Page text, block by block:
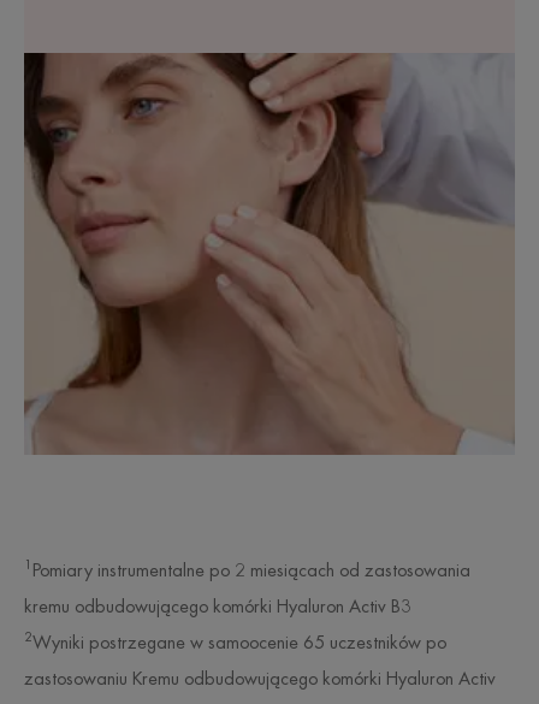
1 Pomiary instrumentalne po 2 miesiącach od zastosowania
kremu odbudowującego komórki Hyaluron Activ B3
2Wyniki postrzegane w samoocenie 65 uczestników po
zastosowaniu Kremu odbudowującego komórki Hyaluron Activ